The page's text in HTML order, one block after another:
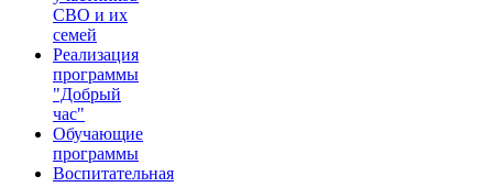
СВО и их
семей
Реализация
программы
"Добрый
час"
Обучающие
программы
Воспитательная